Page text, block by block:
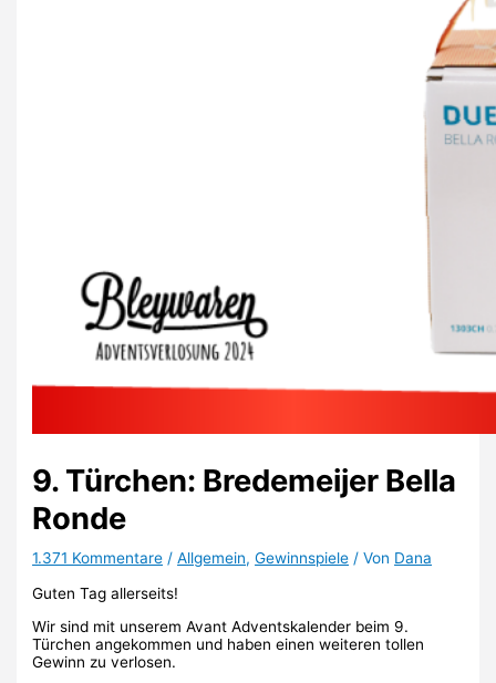
9. Türchen: Bredemeijer Bella
Ronde
1.371 Kommentare /Allgemein,Gewinnspiele / Von Dana
Guten Tag allerseits!
Wir sind mit unserem Avant Adventskalender beim 9.
Türchen angekommen und haben einen weiteren tollen
Gewinn zu verlosen.